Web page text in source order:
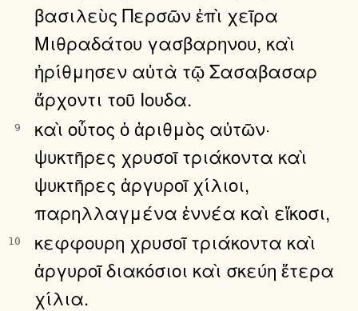
βασιλεὺς Περσῶν ἐπὶ χεῖρα
Μιθραδάτου γασβαρηνου, καὶ
ἠρίθμησεν αὐτὰ τῷ Σασαβασαρ
ἄρχοντι τοῦ Ιουδα.
9
καὶ οὗτος ὁ ἀριθμὸς αὐτῶν·
ψυκτῆρες χρυσοῖ τριάκοντα καὶ
ψυκτῆρες ἀργυροῖ χίλιοι,
παρηλλαγμένα ἐννέα καὶ εἴκοσι,
10
κεφφουρη χρυσοῖ τριάκοντα καὶ
ἀργυροῖ διακόσιοι καὶ σκεύη ἕτερα
χίλια.